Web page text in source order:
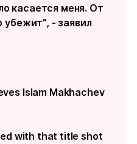
касается меня. От
убежит", - заявил
Islam Makhachev
with that title shot